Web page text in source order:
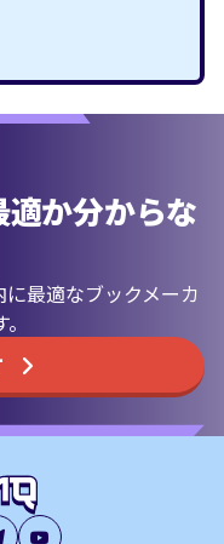
か分からな
最適なブックメーカ